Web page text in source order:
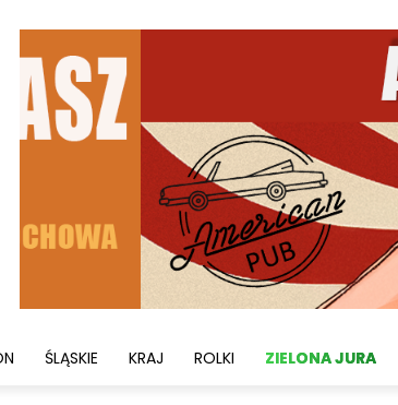
ŚLĄSKIE KRAJ ROLKI ZIELONA JURA